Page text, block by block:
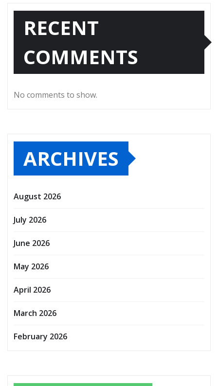
RECENT
COMMENTS
No comments to show.
ARCHIVES
August 2026
July 2026
June 2026
May 2026
April 2026
March 2026
February 2026